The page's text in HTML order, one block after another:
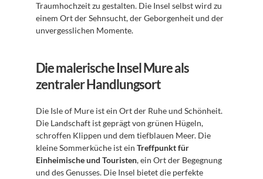
Traumhochzeit zu gestalten. Die Insel selbst wird zu
einem Ort der Sehnsucht, der Geborgenheit und der
unvergesslichen Momente.
Die malerische Insel Mure als
zentraler Handlungsort
Die Isle of Mure ist ein Ort der Ruhe und Schönheit.
Die Landschaft ist geprägt von grünen Hügeln,
schroffen Klippen und dem tiefblauen Meer. Die
kleine Sommerküche ist ein Treffpunkt für
Einheimische und Touristen, ein Ort der Begegnung
und des Genusses. Die Insel bietet die perfekte